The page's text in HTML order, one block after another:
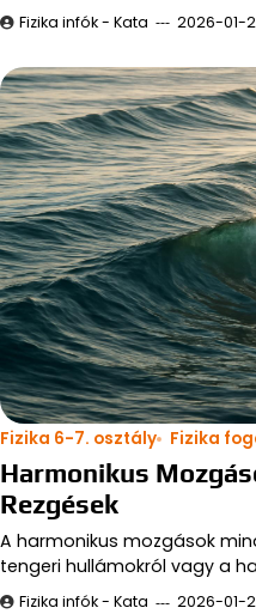
Fizika infók - Kata 2026-01-
Fizika 6-7. osztály Fizika
Harmonikus
Rezgések
A harmonikus mozgások
tengeri hullámokról vagy a
Fizika infók - Kata 2026-01-